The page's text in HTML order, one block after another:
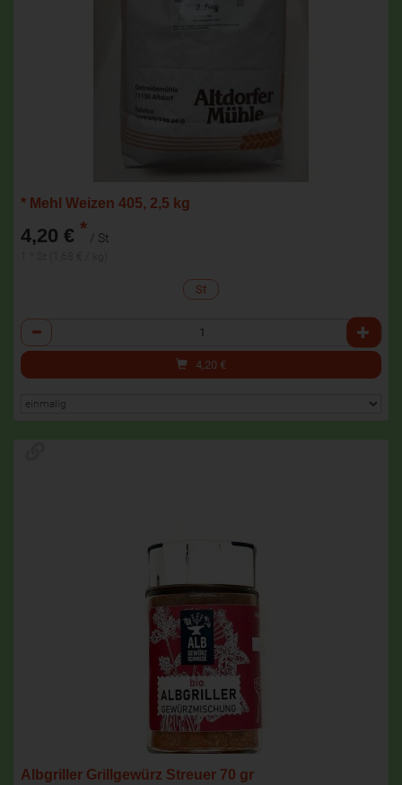
* Mehl Weizen 405, 2,5 kg
4,20 € * / St
St
Anzahl
4,20 €
Albgriller Grillgewürz Streuer 70 gr